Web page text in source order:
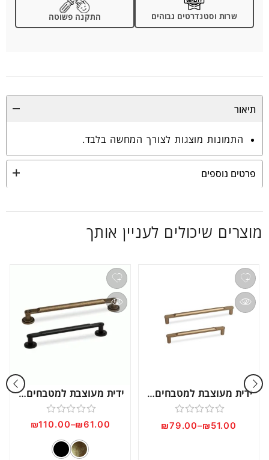
שרות וסטנדרטים גבוהים התקנה פשוטה
תיאור
התמונות מוצגות לצורך המחשה בלבד.
פרטים נוספים
מוצרים שיכולים לעניין אותך
ידית מעוצבת למטבחים וריהוט, זהב מט דגם C1203
דורג₪51.00
–
₪79.00
ידית מעוצבת למטבחים וריהוט, בעיצוב כפרי דגם C1202
דורג
מתוך
₪61.00
–
₪110.00